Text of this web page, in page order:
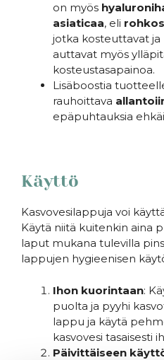
on myös
asiaticaa, eli
jotka kosteuttavat ja
auttavat myös
kosteustasapainoa.
Lisäboostia
rauhoittava
epäpuhtauksia
Käyttö
Kasvovesilappuja voi
Käytä niitä kuitenkin aina
laput mukana tulevilla
lappujen hygieenisen
Ihon kuorintaan:
puolta ja pyyhi
lappu ja käytä
kasvovesi tasaisesti
Päivittäiseen